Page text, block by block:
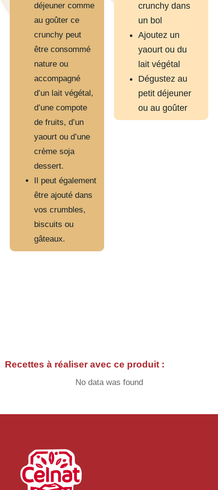
déjeuner comme
au goûter ce
crunchy peut
être consommé
nature ou
accompagné
d’un lait végétal,
d’une compote
de fruits, d’un
yaourt ou d’une
crème soja
dessert.
Il peut également
être ajouté dans
vos crumbles,
biscuits ou
gâteaux.
crunchy dans
un bol
Ajoutez un
yaourt ou du
lait végétal
Dégustez au
petit déjeuner
ou au goûter
Recettes à réaliser avec ce produit :
No data was found